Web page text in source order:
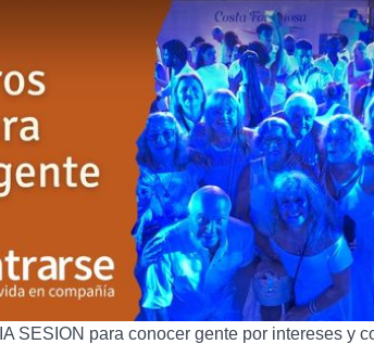
SESION para conocer gente por intereses y